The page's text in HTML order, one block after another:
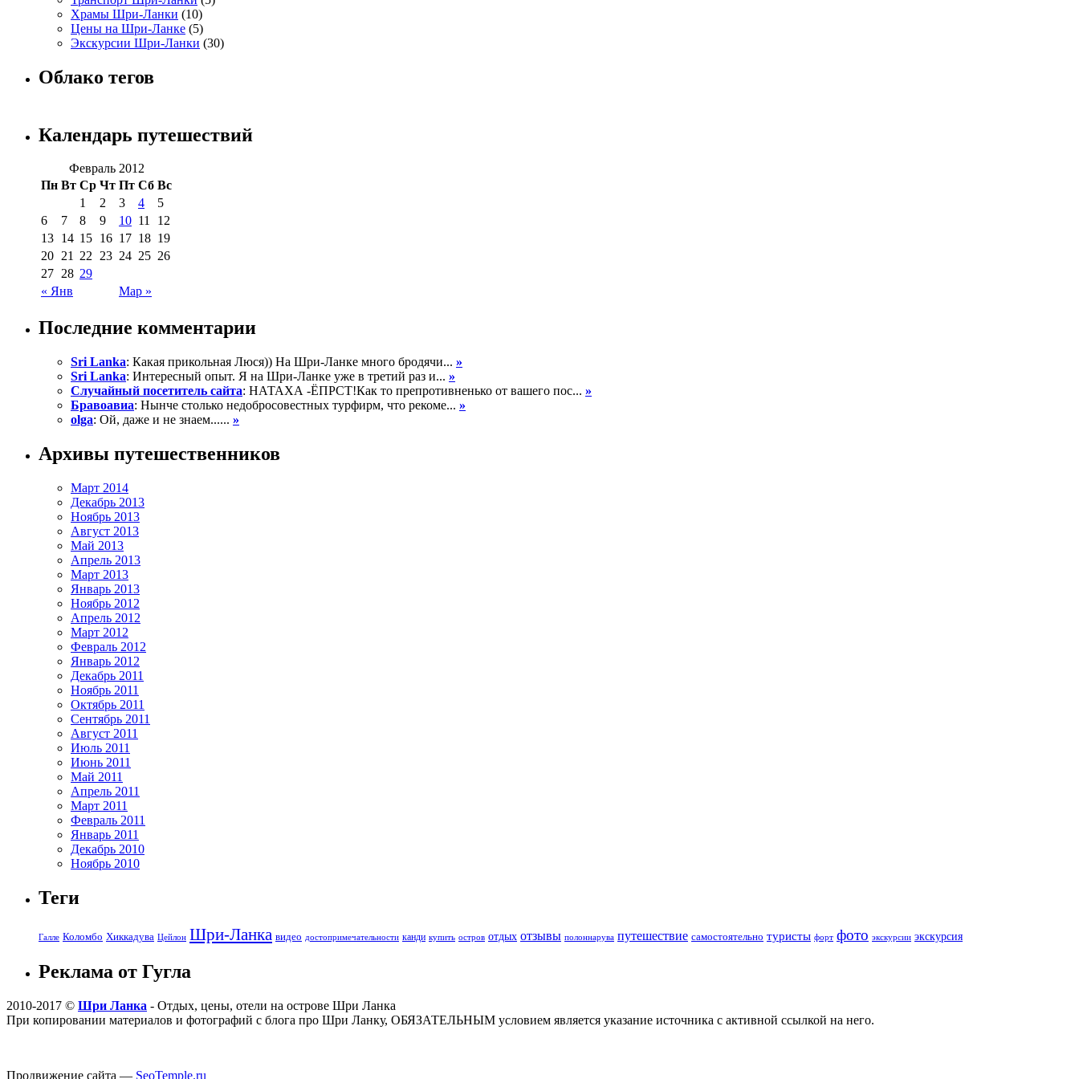
Храмы Шри-Ланки (10)
Цены на Шри-Ланке (5)
Экскурсии Шри-Ланки (30)
Облако тегов
Календарь путешествий
Февраль 2012
Пн Вт Ср Чт Пт Сб Вс
« Янв Мар »
1 2 3 4
5
6
7 8 9 10 11
12
13 14 15 16 17 18 19
20 21 22 23 24 25 26
27 28 29
Последние комментарии
Sri Lanka: Какая прикольная Люся)) На Шри-Ланке много бродячи... »
Sri Lanka: Интересный опыт. Я на Шри-Ланке уже в третий раз и... »
Случайный посетитель сайта: НАТАХА -ЁПРСТ!Как то препротивненько от вашего пос... »
Бравоавиа: Нынче столько недобросовестных турфирм, что рекоме... »
olga: Ой, даже и не знаем...... »
Архивы путешественников
Март 2014
Декабрь 2013
Ноябрь 2013
Август 2013
Май 2013
Апрель 2013
Март 2013
Январь 2013
Ноябрь 2012
Апрель 2012
Март 2012
Февраль 2012
Январь 2012
Декабрь 2011
Ноябрь 2011
Октябрь 2011
Сентябрь 2011
Август 2011
Июль 2011
Июнь 2011
Май 2011
Апрель 2011
Март 2011
Февраль 2011
Январь 2011
Декабрь 2010
Ноябрь 2010
Теги
Галле Коломбо Хиккадува Цейлон Шри-Ланка видео достопримечательности канди купить остров отдых отзывы полоннарува путешествие самостоятельно туристы форт фото экскурсии экскурсия
Реклама от Гугла
2010-2017 © Шри Ланка - Отдых, цены, отели на острове Шри Ланка
При копировании материалов и фотографий с блога про Шри Ланку, ОБЯЗАТЕЛЬНЫМ условием является указание источника с активной ссылкой на него.
Продвижение сайта — SeoTemple.ru